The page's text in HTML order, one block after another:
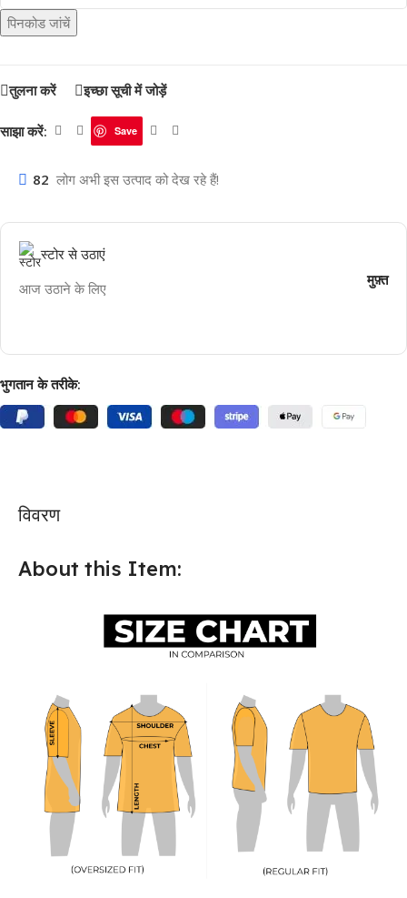
पिनकोड जांचें
तुलना करें इच्छा सूची में जोड़ें
साझा करें: Save
82 लोग अभी इस उत्पाद को देख रहे हैं!
स्टोर से उठाएं
आज उठाने के लिए मुफ़्त
भुगतान के तरीके:
विवरण
About this Item: